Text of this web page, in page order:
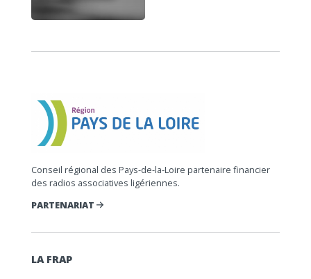
Conseil régional des Pays-de-la-Loire partenaire financier
des radios associatives ligériennes.
PARTENARIAT
LA FRAP